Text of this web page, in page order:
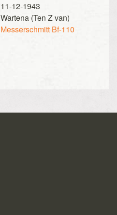
11-12-1943
Wartena (Ten Z van)
Messerschmitt Bf-110